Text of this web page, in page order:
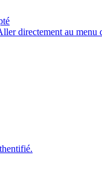
directement au menu